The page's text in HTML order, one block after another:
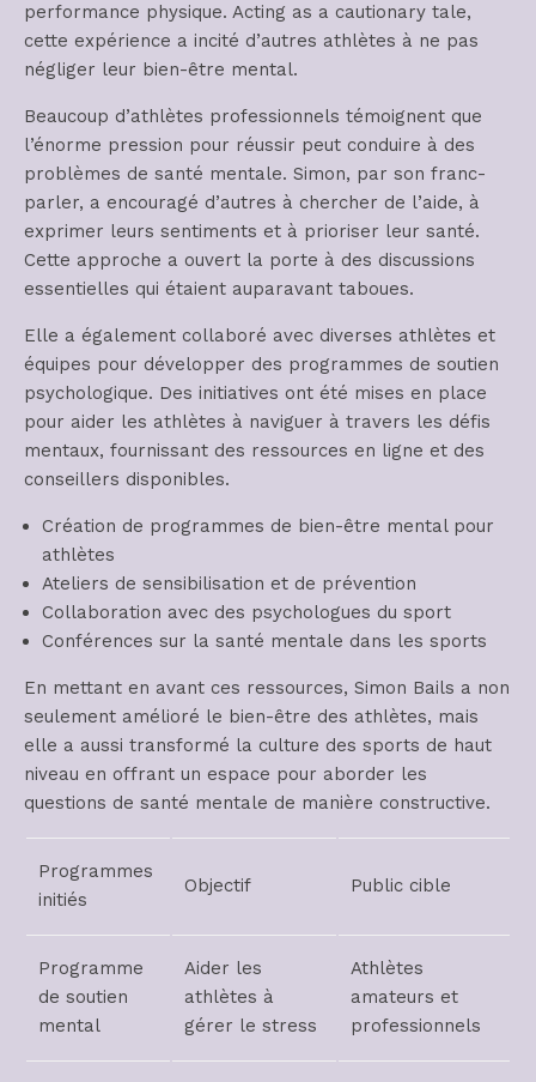
performance physique. Acting as a cautionary tale,
cette expérience a incité d’autres athlètes à ne pas
négliger leur bien-être mental.
Beaucoup d’athlètes professionnels témoignent que
l’énorme pression pour réussir peut conduire à des
problèmes de santé mentale. Simon, par son franc-
parler, a encouragé d’autres à chercher de l’aide, à
exprimer leurs sentiments et à prioriser leur santé.
Cette approche a ouvert la porte à des discussions
essentielles qui étaient auparavant taboues.
Elle a également collaboré avec diverses athlètes et
équipes pour développer des programmes de soutien
psychologique. Des initiatives ont été mises en place
pour aider les athlètes à naviguer à travers les défis
mentaux, fournissant des ressources en ligne et des
conseillers disponibles.
Création de programmes de bien-être mental pour
athlètes
Ateliers de sensibilisation et de prévention
Collaboration avec des psychologues du sport
Conférences sur la santé mentale dans les sports
En mettant en avant ces ressources, Simon Bails a non
seulement amélioré le bien-être des athlètes, mais
elle a aussi transformé la culture des sports de haut
niveau en offrant un espace pour aborder les
questions de santé mentale de manière constructive.
Programmes
initiés
Objectif Public cible
Programme
de soutien
mental
Aider les
athlètes à
gérer le stress
Athlètes
amateurs et
professionnels